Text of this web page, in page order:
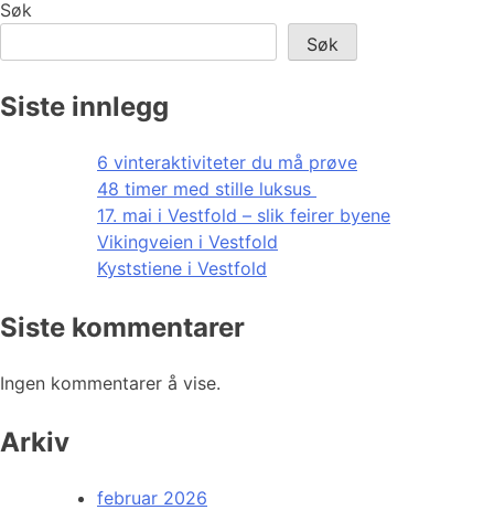
Søk
Søk
Siste innlegg
6 vinteraktiviteter du må prøve
48 timer med stille luksus
17. mai i Vestfold – slik feirer byene
Vikingveien i Vestfold
Kyststiene i Vestfold
Siste kommentarer
Ingen kommentarer å vise.
Arkiv
februar 2026